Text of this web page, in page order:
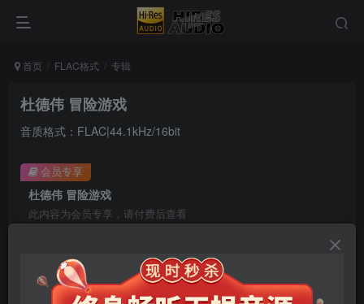
首页 FLAC格式 专辑
杜德伟 冒险游戏
音质格式：FLAC|44.1kHz/16bit
杜德伟 冒险游戏
此内容为会员专享，请付费后查看
9.9 99
年卡会员 免费 永久会员
会员专享